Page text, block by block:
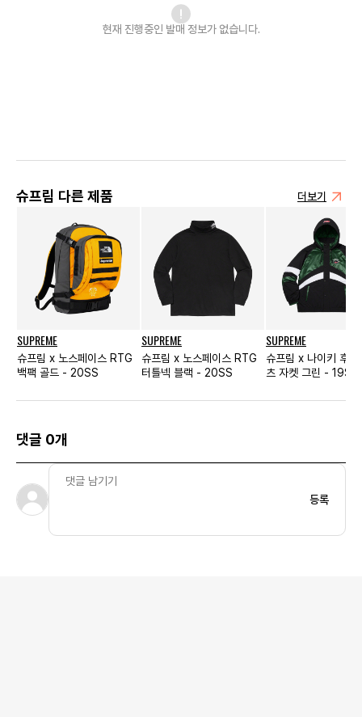
현재 진행중인 발매 정보가 없습니다.
슈프림 다른 제품 더보기
SUPREME
슈프림 x 노스페이스 RTG
백팩 골드 - 20SS
SUPREME
슈프림 x 노스페이스 RTG
터틀넥 블랙 - 20SS
SUPREME
슈프림 x 나이키 후드
츠 자켓 그린 - 19SS
댓글 0개
등록